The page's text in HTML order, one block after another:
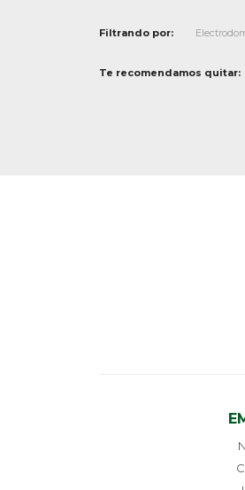
Filtrando por:
Te recomendamos quitar: